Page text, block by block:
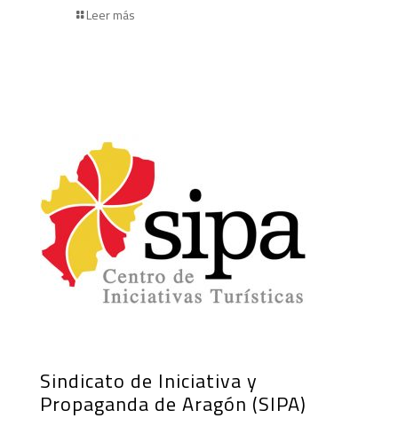
Leer más
Sindicato de Iniciativa y
Propaganda de Aragón (SIPA)